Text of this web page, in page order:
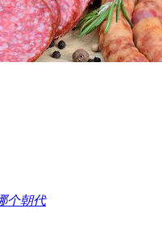
个朝代